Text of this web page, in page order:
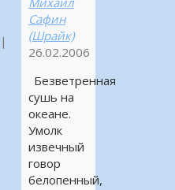
Сафин
(Шрайк)
26.02.2006
Безветренная
сушь на
океане.
Умолк
извечный
говор
белопенный,
|